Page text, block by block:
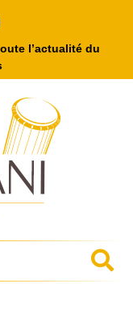
l’actualité du